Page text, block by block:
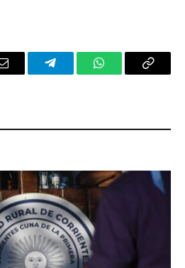
Email TelegramWhatsAppCopy